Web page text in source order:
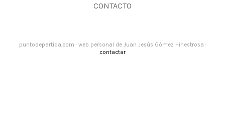
CONTACTO
puntodepartida.com · web personal de Juan Jesús Gómez Hinestrosa ·
contactar